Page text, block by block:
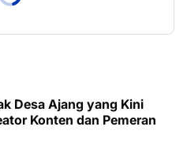
Desa Ajang yang Kini
Konten dan Pemeran